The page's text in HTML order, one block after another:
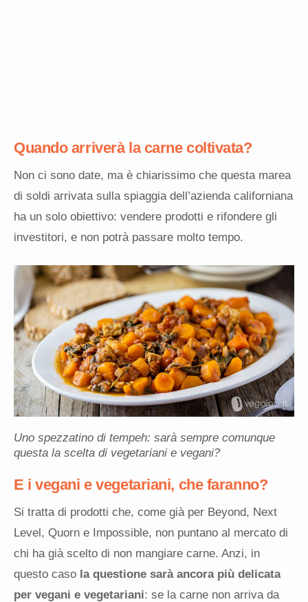
Quando arriverà la carne coltivata?
Non ci sono date, ma è chiarissimo che questa marea
di soldi arrivata sulla spiaggia dell’azienda californiana
ha un solo obiettivo: vendere prodotti e rifondere gli
investitori, e non potrà passare molto tempo.
Uno spezzatino di tempeh: sarà sempre comunque
questa la scelta di vegetariani e vegani?
E i vegani e vegetariani, che faranno?
Si tratta di prodotti che, come già per Beyond, Next
Level, Quorn e Impossible, non puntano al mercato di
chi ha già scelto di non mangiare carne. Anzi, in
questo caso la questione sarà ancora più delicata
per vegani e vegetariani: se la carne non arriva da